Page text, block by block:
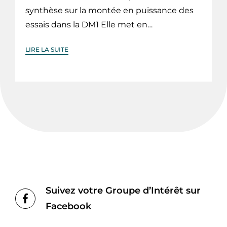
synthèse sur la montée en puissance des
essais dans la DM1 Elle met en…
LIRE LA SUITE
Suivez votre Groupe d’Intérêt sur
Facebook